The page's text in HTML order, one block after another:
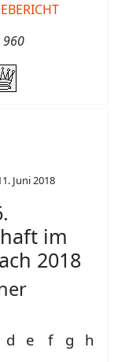
960
Juni 2018
im
2018
d e f g h